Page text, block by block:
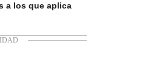
a los que aplica